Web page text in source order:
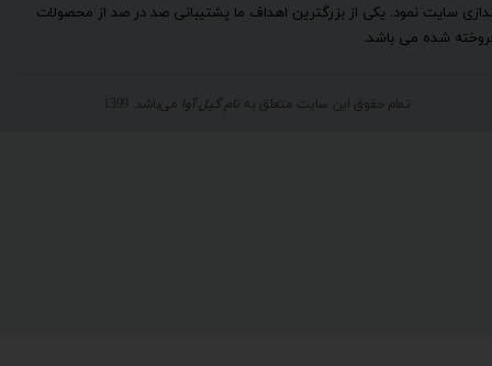
سایت نمود. یکی از بزرگترین اهداف ما پشتیبانی صد در صد از محصولات
شده می باشد.
تمام حقوق این سایت متعلق به نام گیل آوا می‌باشد. 1399